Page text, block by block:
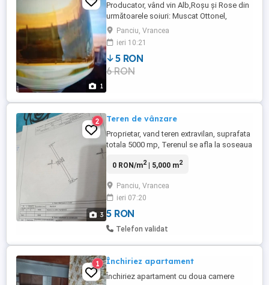
1
Producator, vând vin Alb,Roșu și Rose din
următoarele soiuri: Muscat Ottonel,
Feteasca Alba și Regala, Aligote,
Sauvignon Blanc, Riesling Italian, atât sec
cât și demisec. Roșu și Rose obținute din
Merlot și Feteasca Neagră. Pentru toate
vinurile dețin buletin de analiza. Ne face
Panciu, Vrancea
ieri 10:21
5 RON
6 RON
3
2 Teren de vânzare
Proprietar, vand teren extravilan, suprafata
totala 5000 mp, Terenul se afla la soseaua
0 RON/m2| 5,000 m2
Panciu, Vrancea
ieri 07:20
5 RON
Telefon validat
1 Închiriez apartament
Închiriez apartament cu doua camere